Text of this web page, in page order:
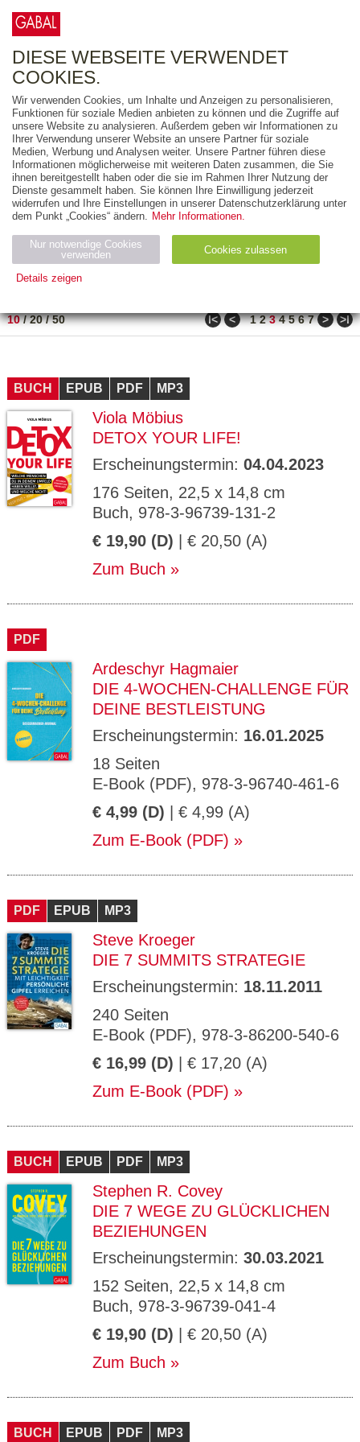
FREITEXT
AUSGABEART
AUS DER REIHE
ZUM THEMA
Neuerscheinung
Bestseller
PREIS
10/20/50 ǀ< < 1 2 3 4 5 6 7 > >ǀ
BUCH EPUB PDF MP3
Viola Möbius
DETOX YOUR LIFE!
Erscheinungstermin: 04.04.2023
176 Seiten, 22,5 x 14,8 cm
Buch, 978-3-96739-131-2
€ 19,90 (D) | € 20,50 (A)
Zum Buch
PDF
Ardeschyr Hagmaier
DIE 4-WOCHEN-CHALLENGE FÜR
DEINE BESTLEISTUNG
Erscheinungstermin: 16.01.2025
18 Seiten
E-Book (PDF), 978-3-96740-461-6
€ 4,99 (D) | € 4,99 (A)
Zum E-Book (PDF)
PDF EPUB MP3
Steve Kroeger
DIE 7 SUMMITS STRATEGIE
Erscheinungstermin: 18.11.2011
240 Seiten
E-Book (PDF), 978-3-86200-540-6
€ 16,99 (D) | € 17,20 (A)
Zum E-Book (PDF)
BUCH EPUB PDF MP3
Stephen R. Covey
DIE 7 WEGE ZU GLÜCKLICHEN
BEZIEHUNGEN
Erscheinungstermin: 30.03.2021
152 Seiten, 22,5 x 14,8 cm
Buch, 978-3-96739-041-4
€ 19,90 (D) | € 20,50 (A)
Zum Buch
BUCH EPUB PDF MP3
DIESE WEBSEITE VERWENDET
COOKIES.
Wir verwenden Cookies, um Inhalte und Anzeigen zu personalisieren,
Funktionen für soziale Medien anbieten zu können und die Zugriffe auf
unsere Website zu analysieren. Außerdem geben wir Informationen zu
Ihrer Verwendung unserer Website an unsere Partner für soziale
Medien, Werbung und Analysen weiter. Unsere Partner führen diese
Informationen möglicherweise mit weiteren Daten zusammen, die Sie
ihnen bereitgestellt haben oder die sie im Rahmen Ihrer Nutzung der
Dienste gesammelt haben. Sie können Ihre Einwilligung jederzeit
widerrufen und Ihre Einstellungen in unserer Datenschutzerklärung unter
dem Punkt „Cookies“ ändern. Mehr Informationen.
Nur notwendige Cookies
verwenden
Cookies zulassen
Details zeigen
Name Zweck
Ty
ESSION
_ID
verlag.
de
Session verwendet
GV_CO
OKIES
gabal-
verlag.
Speichert den Zustimmungsstatus des
Domäne.